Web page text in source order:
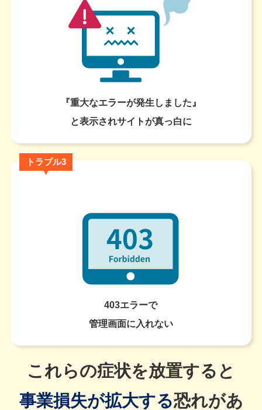
『重大なエラーが発生しました』
と表示されサイトが真っ白に
トラブル3
403エラーで
管理画面に入れない
これらの症状を放置すると
事業損失が拡大する恐れがあ